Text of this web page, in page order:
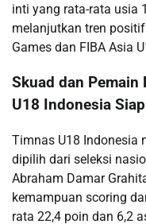
inti yang rata-rata usia
melanjutkan tren
Games dan FIBA Asia
Skuad dan Pemain
U18 Indonesia
Timnas U18 Indonesia
dipilih dari seleksi
Abraham Damar
kemampuan scoring
rata 22,4 poin dan 6,2